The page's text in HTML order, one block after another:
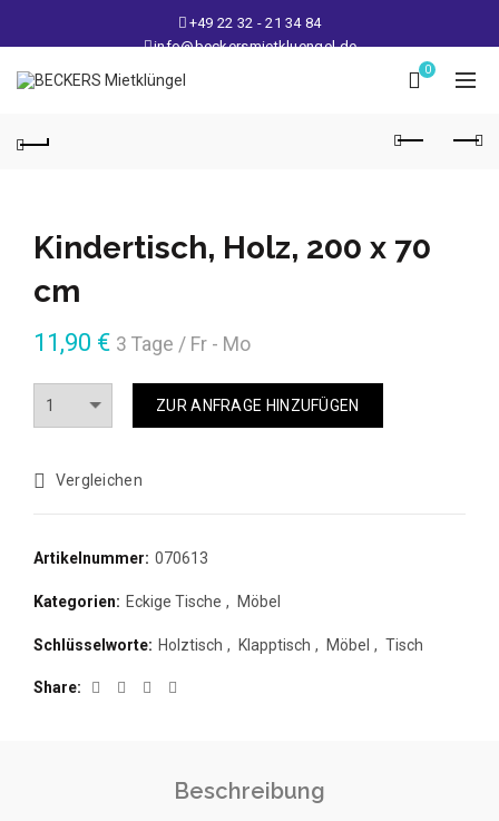
+49 22 32 - 21 34 84
info@beckersmietkluengel.de
Lager: Gutenbergstraße 1 - 50389 Wesseling
Mo - Fr: 9 – 17 Uhr, Sa: 9 – 12 Uhr
0
Kindertisch, Holz, 200 x 70
cm
11,90 € 3 Tage / Fr - Mo
ZUR ANFRAGE HINZUFÜGEN
Vergleichen
Artikelnummer: 070613
Kategorien: Eckige Tische , Möbel
Schlüsselworte: Holztisch , Klapptisch , Möbel , Tisch
Share
Beschreibung